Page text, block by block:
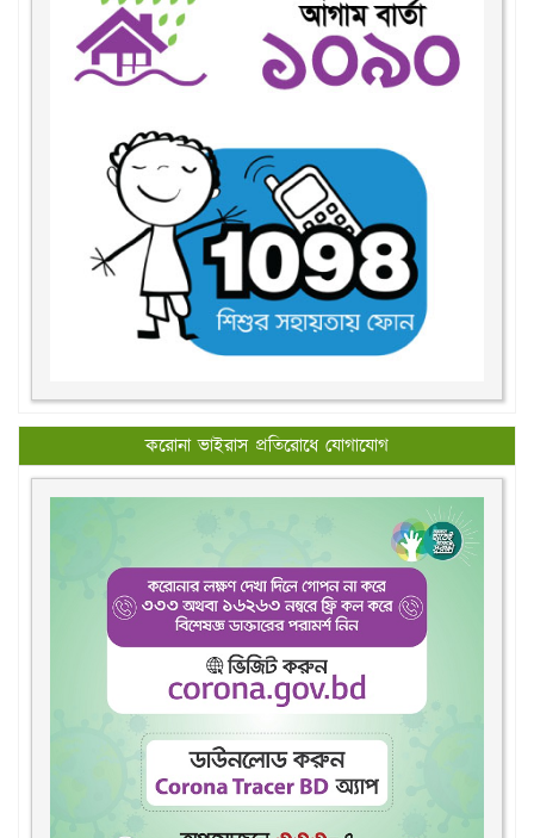
করোনা ভাইরাস প্রতিরোধে যোগাযোগ